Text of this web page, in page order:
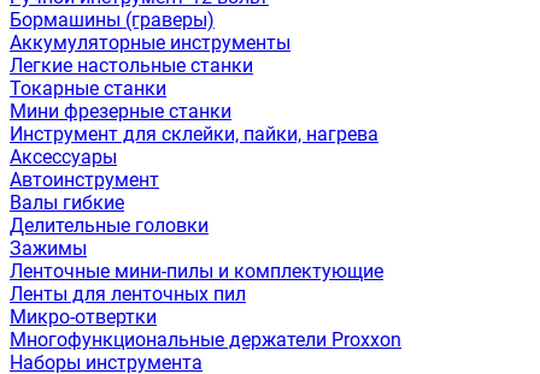
Бормашины (граверы)
Аккумуляторные инструменты
Легкие настольные станки
Токарные станки
Мини фрезерные станки
Инструмент для склейки, пайки, нагрева
Аксессуары
Автоинструмент
Валы гибкие
Делительные головки
Зажимы
Ленточные мини-пилы и комплектующие
Ленты для ленточных пил
Микро-отвертки
Многофункциональные держатели Proxxon
Наборы инструмента